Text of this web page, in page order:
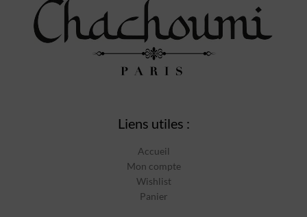
Liens utiles :
Accueil
Mon compte
Wishlist
Panier